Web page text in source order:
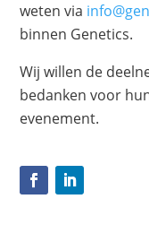
weten via
binnen Genetics.
Wij willen de
bedanken voor
evenement.